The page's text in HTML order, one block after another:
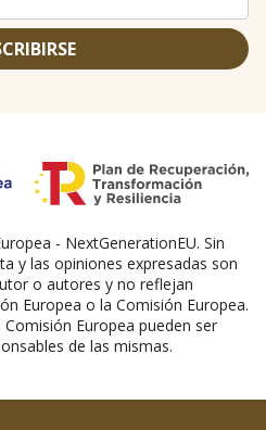
- NextGenerationEU. Sin
y las opiniones expresadas son
o autores y no reflejan
Europea o la Comisión Europea.
Europea pueden ser
de las mismas.